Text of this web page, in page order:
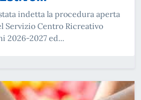
indetta la procedura aperta
Servizio Centro Ricreativo
2026-2027 ed...